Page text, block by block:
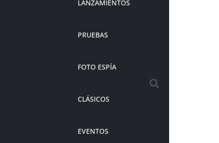
LANZAMIENTOS
PRUEBAS
FOTO ESPÍA
CLÁSICOS
EVENTOS